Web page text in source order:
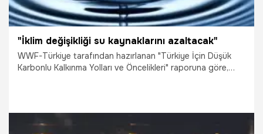
"İklim değişikliği su kaynaklarını azaltacak"
WWF-Türkiye tarafından hazırlanan "Türkiye İçin Düşük
Karbonlu Kalkınma Yolları ve Öncelikleri" raporuna göre,
çapında ve her mevsimde yükselmesi, Türkiye'nin su